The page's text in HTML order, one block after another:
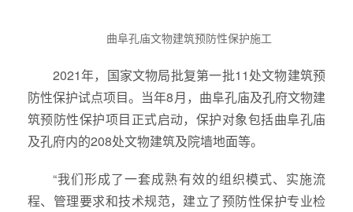
曲阜孔庙文物建筑预防性保护施工
2021年，国家文物局批复第一批11处文物建筑预
防性保护试点项目。当年8月，曲阜孔庙及孔府文物建
筑预防性保护项目正式启动，保护对象包括曲阜孔庙
及孔府内的208处文物建筑及院墙地面等。
“我们形成了一套成熟有效的组织模式、实施流
程、管理要求和技术规范，建立了预防性保护专业检